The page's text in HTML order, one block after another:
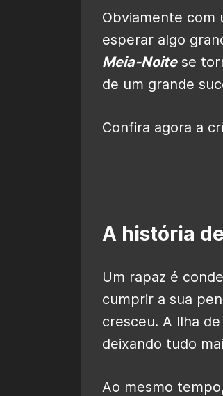
Obviamente com
esperar algo
Meia-Noitese
de um grande
Confira agora a
A história de
Um rapaz é
cumprir a sua
cresceu. A Ilha
deixando tudo
Ao mesmo